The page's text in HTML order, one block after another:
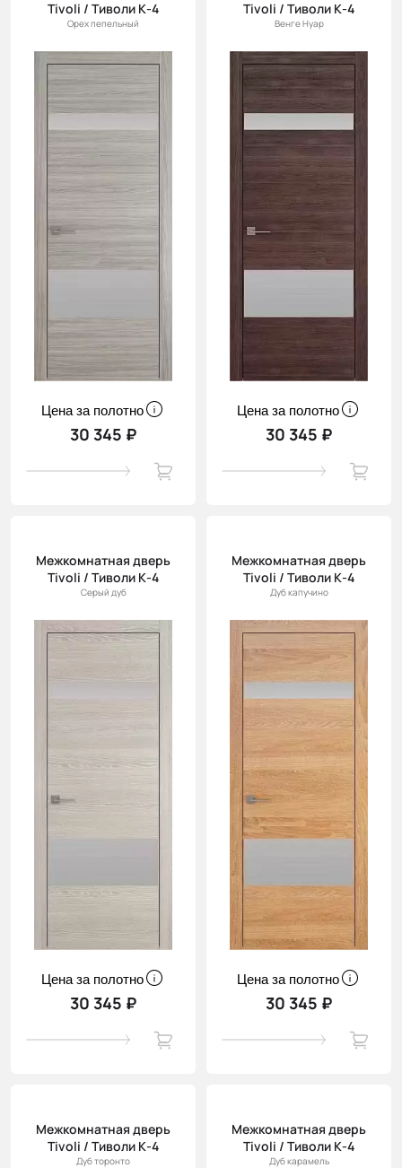
Tivoli / Тиволи К-4
Орех пепельный
Цена за полотно
30 345 ₽
Tivoli / Тиволи К-4
Венге Нуар
Цена за полотно
30 345 ₽
Межкомнатная дверь
Tivoli / Тиволи К-4
Серый дуб
Цена за полотно
30 345 ₽
Межкомнатная дверь
Tivoli / Тиволи К-4
Дуб капучино
Цена за полотно
30 345 ₽
Межкомнатная дверь
Tivoli / Тиволи К-4
Дуб торонто
Межкомнатная дверь
Tivoli / Тиволи К-4
Дуб карамель